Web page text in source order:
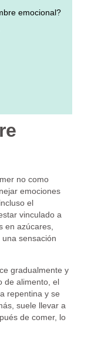
emocional?
no como
emociones
el
vinculado a
en azúcares,
sensación
gradualmente y
de alimento, el
repentina y se
suele llevar a
de comer, lo